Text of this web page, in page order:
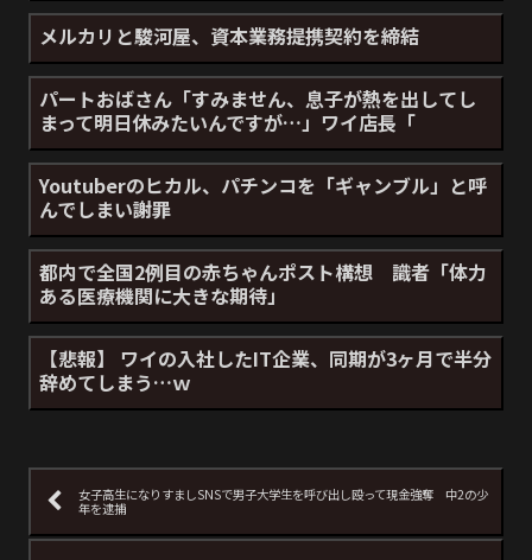
メルカリと駿河屋、資本業務提携契約を締結
パートおばさん「すみません、息子が熱を出してし
まって明日休みたいんですが…」ワイ店長「
Youtuberのヒカル、パチンコを「ギャンブル」と呼
んでしまい謝罪
都内で全国2例目の赤ちゃんポスト構想 識者「体力
ある医療機関に大きな期待」
【悲報】 ワイの入社したIT企業、同期が3ヶ月で半分
辞めてしまう…ｗ
女子高生になりすましSNSで男子大学生を呼び出し殴って現金強奪 中2の少
年を逮捕